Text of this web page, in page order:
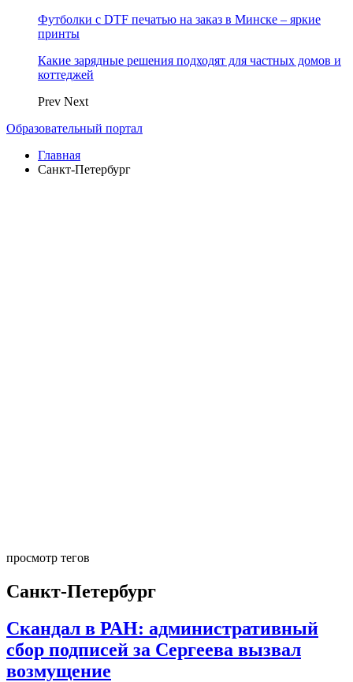
Футболки с DTF печатью на заказ в Минске – яркие
принты
Какие зарядные решения подходят для частных домов и
коттеджей
Prev Next
Образовательный портал
Главная
Санкт-Петербург
просмотр тегов
Санкт-Петербург
Скандал в РАН: административный
сбор подписей за Сергеева вызвал
возмущение